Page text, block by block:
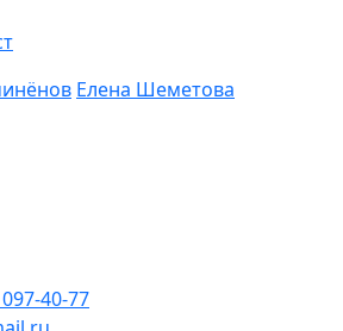
Елена Шеметова
40-77